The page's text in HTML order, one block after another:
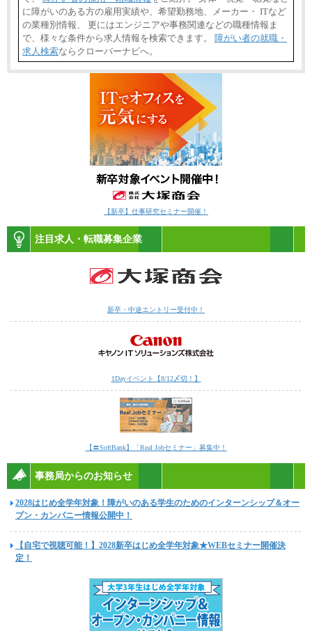
に障がいのある方の雇用実績や、希望勤務地、メーカー・ ITなど
の業種別情報、 更にはエンジニアや事務関連などの職種情報ま
で、様々な条件から求人情報を検索できます。 障がい者の就職・
求人検索ならクローバーナビへ。
【新卒】仕事研究セミナー開催！
注目求人・転職募集企業
新卒・中途エントリー受付中！
1Dayイベント【8/12〆切！】
【〓SoftBank】「Real Jobセミナー」募集中！
事務局からのお知らせ
2028はじめ全学年対象！障がいのある学生のためのインターンシップ＆オー
プン・カンパニー情報公開中！
【自宅で視聴可能！】2028新卒はじめ全学年対象★WEBセミナー開催決
定！